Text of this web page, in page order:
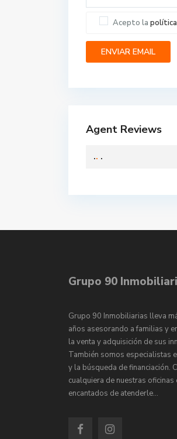
Acepto la
Agent Reviews
.. .
Grupo 90
Grupo 90 Inmobiliarias lleva
años asesorando a familias y
la venta y adquisición de sus
También somos especialistas
y la búsqueda de financiación.
cualquiera de nuestras oficinas
encantados de atenderle…